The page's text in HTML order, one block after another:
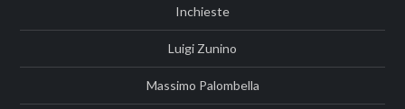
Inchieste
Luigi Zunino
Massimo Palombella